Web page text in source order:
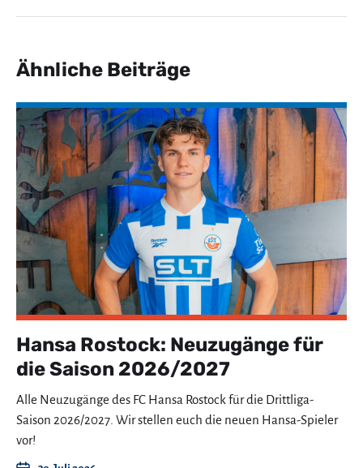
Ähnliche Beiträge
Hansa Rostock: Neuzugänge für
die Saison 2026/2027
Alle Neuzugänge des FC Hansa Rostock für die Drittliga-
Saison 2026/2027. Wir stellen euch die neuen Hansa-Spieler
vor!